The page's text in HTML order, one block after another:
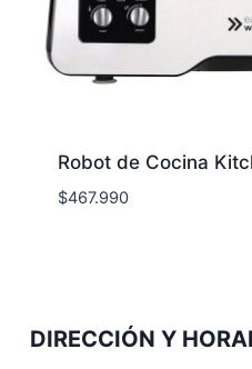
Robot de Cocina
$467.990
DIRECCIÓN Y